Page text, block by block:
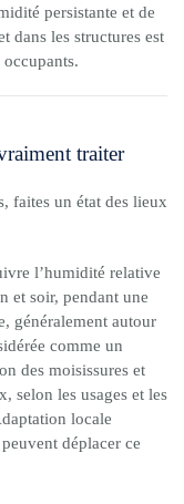
persistante et de
dans les structures est
traiter
faites un état des lieux
l’humidité relative
et soir, pendant une
généralement autour
comme un
des moisissures et
selon les usages et les
locale
déplacer ce